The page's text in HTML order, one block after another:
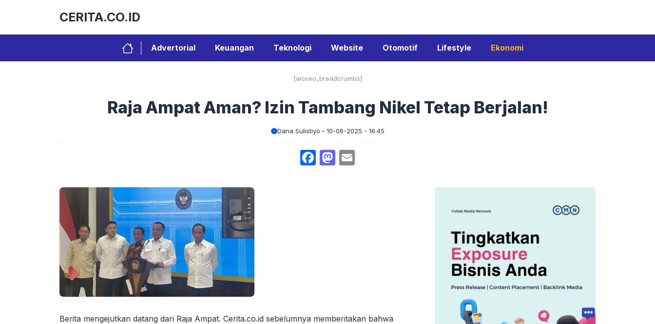
CERITA.CO.ID
Advertorial Keuangan Teknologi Website Otomotif Lifestyle Ekonomi
[aioseo_breadcrumbs]
Raja Ampat Aman? Izin Tambang Nikel Tetap Berjalan!
Dana Sulistiyo 10-06-2025 - 16.45
Facebook
Mastodon
Berita mengejutkan datang dari Raja Ampat. Cerita.co.id sebelumnya memberitakan bahwa